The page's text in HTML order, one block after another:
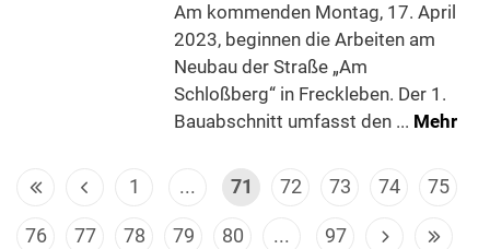
Am kommenden Montag, 17. April
2023, beginnen die Arbeiten am
Neubau der Straße „Am
Schloßberg“ in Freckleben. Der 1.
Bauabschnitt umfasst den ... Mehr
1 ... 71 72 73 74 75
76 77 78 79 80 ... 97